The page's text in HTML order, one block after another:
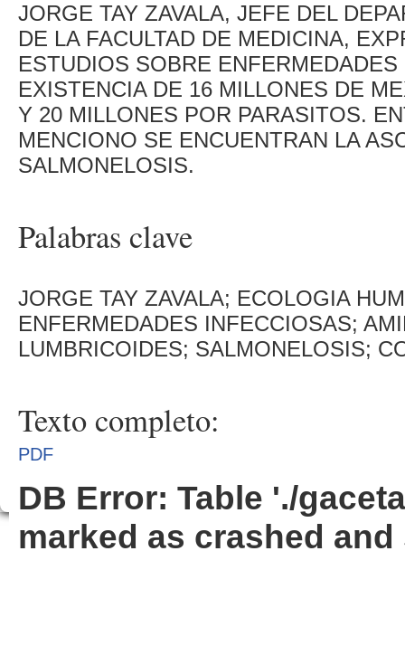
JORGE TAY ZAVALA, JEFE DEL
DE LA FACULTAD DE MEDICINA,
ESTUDIOS SOBRE
EXISTENCIA DE 16 MILLONES DE
Y 20 MILLONES POR PARASITOS.
MENCIONO SE ENCUENTRAN LA
SALMONELOSIS.
Palabras clave
JORGE TAY ZAVALA; ECOLOGIA
ENFERMEDADES INFECCIOSAS;
LUMBRICOIDES; SALMONELOSIS;
Texto completo:
PDF
DB Error: Table './
marked as crashed